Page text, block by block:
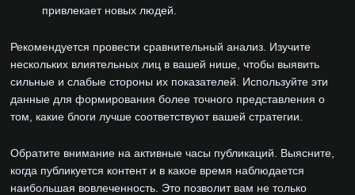
привлекает новых людей.
Рекомендуется провести сравнительный анализ. Изучите
нескольких влиятельных лиц в вашей нише, чтобы выявить
сильные и слабые стороны их показателей. Используйте эти
данные для формирования более точного представления о
том, какие блоги лучше соответствуют вашей стратегии.
Обратите внимание на активные часы публикаций. Выясните,
когда публикуется контент и в какое время наблюдается
наибольшая вовлеченность. Это позволит вам не только